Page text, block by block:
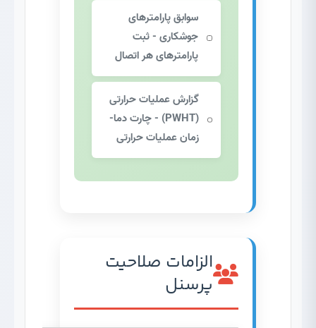
سوابق پارامترهای
جوشکاری - ثبت
پارامترهای هر اتصال
گزارش عملیات حرارتی
(PWHT)
- چارت دما-
زمان عملیات حرارتی
الزامات صلاحیت
پرسنل